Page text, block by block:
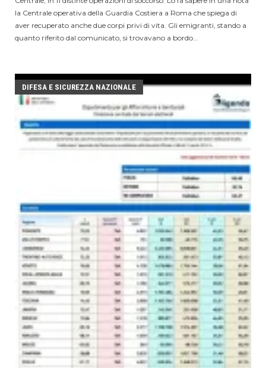
la Centrale operativa della Guardia Costiera a Roma che spiega di
aver recuperato anche due corpi privi di vita. Gli emigranti, stando a
quanto riferito dal comunicato, si trovavano a bordo...
DIFESA E SICUREZZA NAZIONALE